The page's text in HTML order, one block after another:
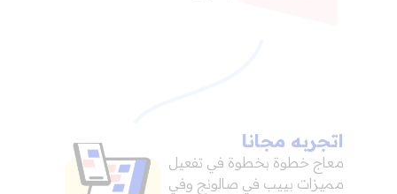
اتجربه مجانا
معاج خطوة بخطوة في تفعيل
مميزات بييب في صالونج وفي